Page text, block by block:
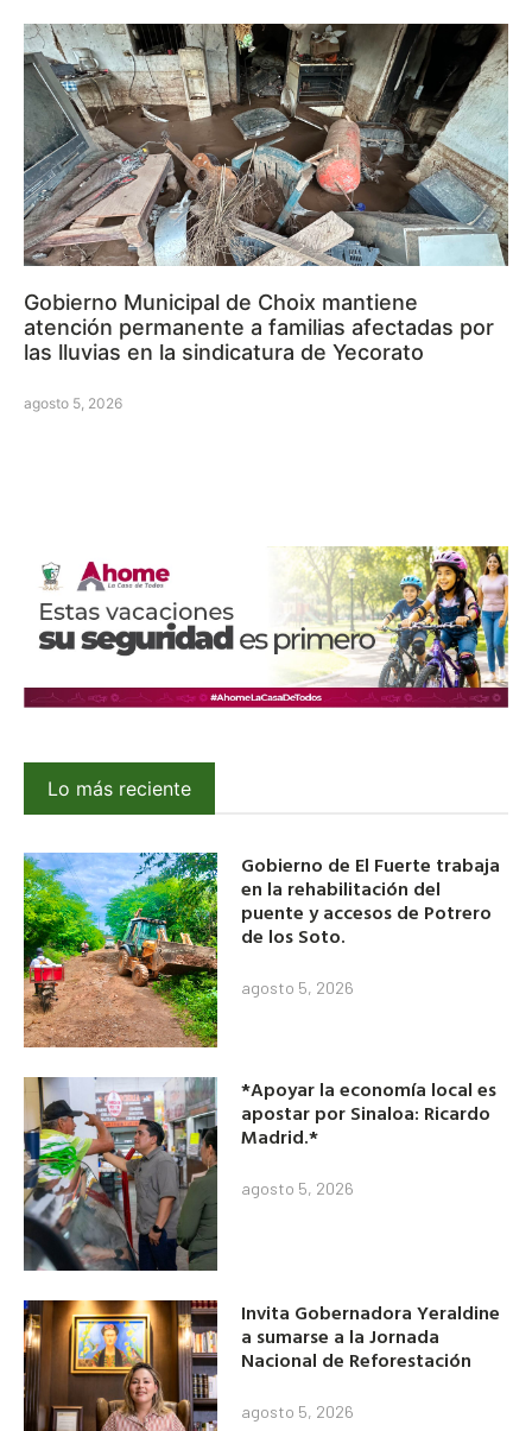
Gobierno Municipal de Choix mantiene
atención permanente a familias afectadas por
las lluvias en la sindicatura de Yecorato
agosto 5, 2026
Lo más reciente
Gobierno de El Fuerte trabaja
en la rehabilitación del
puente y accesos de Potrero
de los Soto.
agosto 5, 2026
*Apoyar la economía local es
apostar por Sinaloa: Ricardo
Madrid.*
agosto 5, 2026
Invita Gobernadora Yeraldine
a sumarse a la Jornada
Nacional de Reforestación
agosto 5, 2026